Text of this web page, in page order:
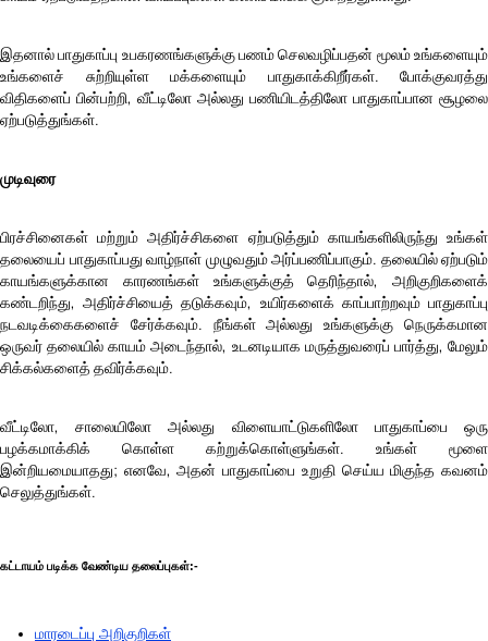
இதனால் பாதுகாப்பு உபகரணங்களுக்கு பணம் செலவழிப்பதன் மூலம் உங்களையும்
உங்களைச் சுற்றியுள்ள மக்களையும் பாதுகாக்கிறீர்கள். போக்குவரத்து
விதிகளைப் பின்பற்றி, வீட்டிலோ அல்லது பணியிடத்திலோ பாதுகாப்பான சூழலை
ஏற்படுத்துங்கள்.
முடிவுரை
பிரச்சினைகள் மற்றும் அதிர்ச்சிகளை ஏற்படுத்தும் காயங்களிலிருந்து உங்கள்
தலையைப் பாதுகாப்பது வாழ்நாள் முழுவதும் அர்ப்பணிப்பாகும். தலையில் ஏற்படும்
காயங்களுக்கான காரணங்கள் உங்களுக்குத் தெரிந்தால், அறிகுறிகளைக்
கண்டறிந்து, அதிர்ச்சியைத் தடுக்கவும், உயிர்களைக் காப்பாற்றவும் பாதுகாப்பு
நடவடிக்கைகளைச் சேர்க்கவும். நீங்கள் அல்லது உங்களுக்கு நெருக்கமான
ஒருவர் தலையில் காயம் அடைந்தால், உடனடியாக மருத்துவரைப் பார்த்து, மேலும்
சிக்கல்களைத் தவிர்க்கவும்.
வீட்டிலோ, சாலையிலோ அல்லது விளையாட்டுகளிலோ பாதுகாப்பை ஒரு
பழக்கமாக்கிக் கொள்ள கற்றுக்கொள்ளுங்கள். உங்கள் மூளை
இன்றியமையாதது; எனவே, அதன் பாதுகாப்பை உறுதி செய்ய மிகுந்த கவனம்
செலுத்துங்கள்.
கட்டாயம் படிக்க வேண்டிய தலைப்புகள்:-
மாரடைப்பு அறிகுறிகள்